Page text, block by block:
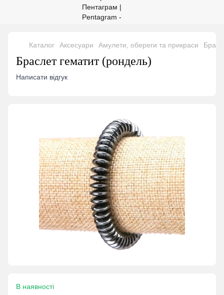
Каталог Аксесуари Амулети, обереги та прикраси
Браслет гематит (рондель)
Написати відгук
В наявності